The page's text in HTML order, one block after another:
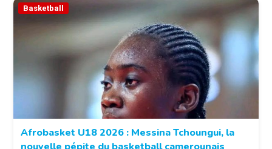
© Basket 237
Basketball
Afrobasket U18 2026 : Messina Tchoungui, la